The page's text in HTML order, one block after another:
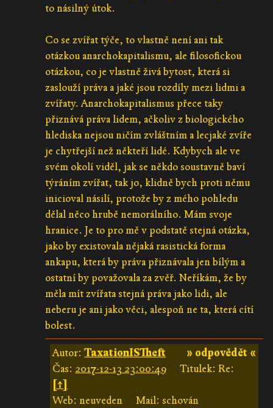
to násilný útok.
Co se zvířat týče, to vlastně není ani tak
otázkou anarchokapitalismu, ale filosofickou
otázkou, co je vlastně živá bytost, která si
zaslouží práva a jaké jsou rozdíly mezi lidmi a
zvířaty. Anarchokapitalismus přece taky
přiznává práva lidem, ačkoliv z biologického
hlediska nejsou ničím zvláštním a lecjaké zvíře
je chytřejší než někteří lidé. Kdybych ale ve
svém okolí viděl, jak se někdo soustavně baví
týráním zvířat, tak jo, klidně bych proti němu
inicioval násilí, protože by z mého pohledu
dělal něco hrubě nemorálního. Mám svoje
hranice. Je to pro mě v podstatě stejná otázka,
jako by existovala nějaká rasistická forma
ankapu, která by práva přiznávala jen bílým a
ostatní by považovala za zvěř. Neříkám, že by
měla mít zvířata stejná práva jako lidi, ale
neberu je ani jako věci, alespoň ne ta, která cítí
bolest.
» odpovědět «
Autor:TaxationISTheft
Čas: 2017-12-13 23:00:49
Titulek: Re:
[↑]
Web: neuveden
Mail: schován